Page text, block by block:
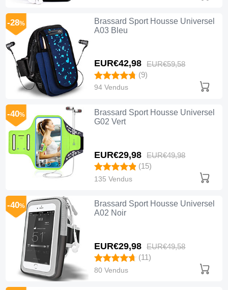
Brassard Sport Housse Universel
A03 Bleu
EUR€42,98 EUR€59,58
-28%
(9)
94 Vendus
Brassard Sport Housse Universel
G02 Vert
EUR€29,98 EUR€49,98
-40%
(15)
135 Vendus
Brassard Sport Housse Universel
A02 Noir
EUR€29,98 EUR€49,58
-40%
(11)
80 Vendus